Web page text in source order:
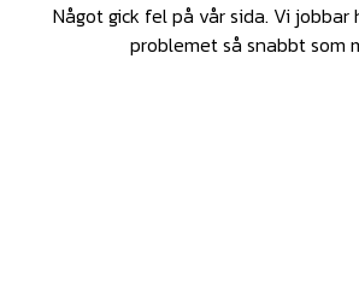
Något gick fel på vår sida. Vi
problemet så snabbt som